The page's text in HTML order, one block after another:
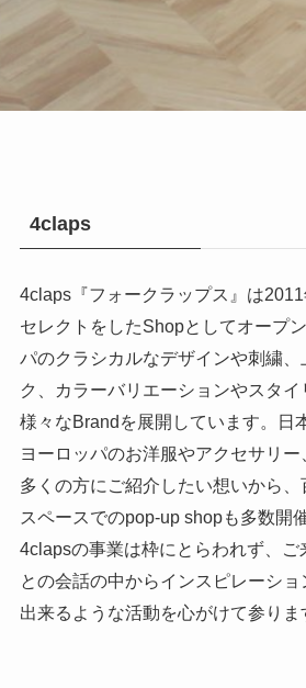
4claps
4claps『フォークラップス』は
セレクトをしたShopとしてオープ
パのクラシカルなデザインや刺繍、
ク、カラーバリエーションやスタイ
様々なBrandを展開しています。日
ヨーロッパのお洋服やアクセサリ
多くの方にご紹介したい想いから
スペースでのpop-up shopも多数開
4clapsの事業は枠にとらわれず、ご
との会話の中からインスピレーシ
出来るような活動を心がけて参りま